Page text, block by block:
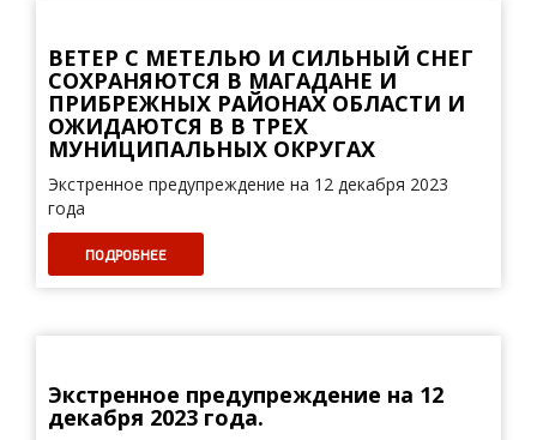
ВЕТЕР С МЕТЕЛЬЮ И СИЛЬНЫЙ СНЕГ
СОХРАНЯЮТСЯ В МАГАДАНЕ И
ПРИБРЕЖНЫХ РАЙОНАХ ОБЛАСТИ И
ОЖИДАЮТСЯ В В ТРЕХ
МУНИЦИПАЛЬНЫХ ОКРУГАХ
Экстренное предупреждение на 12 декабря 2023
года
ПОДРОБНЕЕ
Экстренное предупреждение на 12
декабря 2023 года.